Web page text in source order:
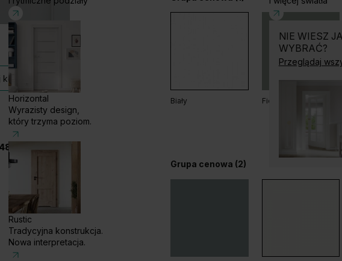
Horizontal
Wyrazisty design,
który trzyma poziom.
Rustic
Tradycyjna konstrukcja.
Nowa interpretacja.
NIE WIESZ
WYBRAĆ?
Przeglądaj
585 858 056
Dąb Arles Naturalny
Biały Fiord
Grupa cenowa (2)